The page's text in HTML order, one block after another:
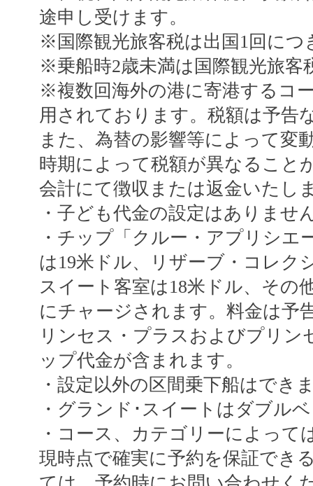
途申し受けます。
※国際観光旅客税は出国1回につ
※乗船時2歳未満は国際観光旅客
※複数回海外の港に寄港するコ
用されております。税額は予告
また、為替の影響等によって変
時期によって税額が異なること
会計にて徴収または返金いたし
・子ども代金の設定はありませ
・チップ「クルー・アプリシエ
は19米ドル、リザーブ・コレク
スイート客室は18米ドル、その
にチャージされます。料金は予
リンセス・プラスおよびプリ
ップ代金が含まれます。
・設定以外の区間乗下船はでき
・グランド･スイートはダブル
・コース、カテゴリーによっ
現時点で確実に予約を保証でき